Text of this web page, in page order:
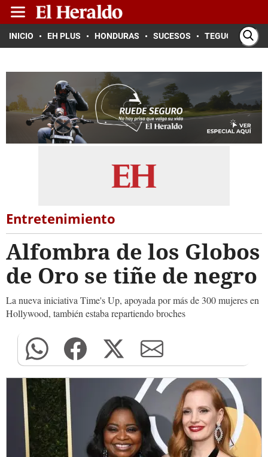
INICIO EH PLUS HONDURAS SUCESOS TEGUCIGALPA
Entretenimiento
Alfombra de los Globos
de Oro se tiñe de negro
La nueva iniciativa Time's Up, apoyada por más de 300 mujeres en
Hollywood, también estaba repartiendo broches